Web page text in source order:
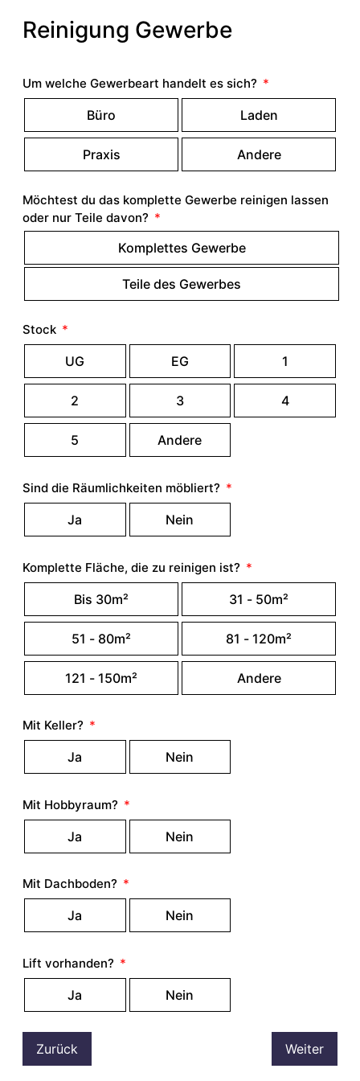
Reinigung Gewerbe
Um welche Gewerbeart handelt es sich?
Büro Laden
Praxis Andere
Möchtest du das komplette Gewerbe reinigen lassen
oder nur Teile davon?
Komplettes Gewerbe
Teile des Gewerbes
Stock
UG EG 1
2 3 4
5 Andere
Sind die Räumlichkeiten möbliert?
Ja Nein
Komplette Fläche, die zu reinigen ist?
Bis 30m² 31 - 50m²
51 - 80m² 81 - 120m²
121 - 150m² Andere
Mit Keller?
Ja Nein
Mit Hobbyraum?
Ja Nein
Mit Dachboden?
Ja Nein
Lift vorhanden?
Ja Nein
Zurück Weiter